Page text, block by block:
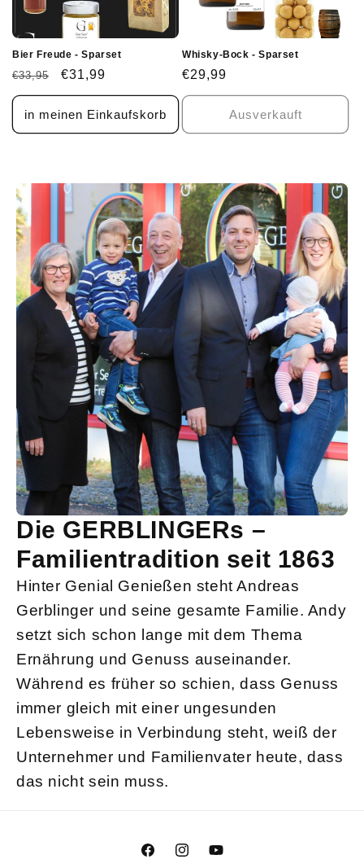
Bier Freude - Sparset
Normaler
Preis
€33,95 Verkaufspreis
€31,99
in meinen Einkaufskorb
Whisky-Bock - Sparset
Normaler
Preis
€29,99
Ausverkauft
Die GERBLINGERs –
Familientradition seit 1863
Hinter Genial Genießen steht Andreas
Gerblinger und seine gesamte Familie. Andy
setzt sich schon lange mit dem Thema
Ernährung und Genuss auseinander.
Während es früher so schien, dass Genuss
immer gleich mit einer ungesunden
Lebensweise in Verbindung steht, weiß der
Unternehmer und Familienvater heute, dass
das nicht sein muss.
FacebookInstagram